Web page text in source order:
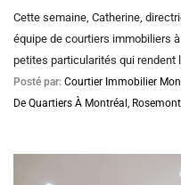
Cette semaine, Catherine,
équipe de courtiers immobiliers
petites particularités qui rendent
Posté par: Courtier Immobilier
De Quartiers À Montréal ,